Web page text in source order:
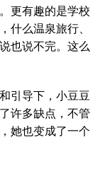
更有趣的是学校
什么温泉旅行、
也说不完。这么
引导下，小豆豆
许多缺点，不管
她也变成了一个